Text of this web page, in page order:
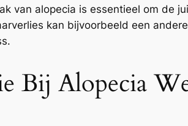
van alopecia is essentieel om de
kan bijvoorbeeld een
Bij Alopecia